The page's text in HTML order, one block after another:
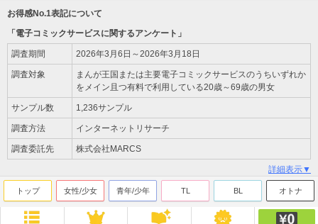
お得感No.1表記について
「電子コミックサービスに関するアンケート」
調査期間 2026年3月6日～2026年3月18日
調査対象
まんが王国または主要電子コミックサービスのうちいずれか
をメイン且つ有料で利用している20歳～69歳の男女
サンプル数 1,236サンプル
調査方法 インターネットリサーチ
調査委託先 株式会社MARCS
詳細表示▼
トップ 女性/少女 青年/少年 TL BL オトナ